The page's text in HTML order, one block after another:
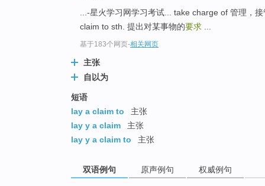
...-星火学习网学习考试... take charge of 管理，
claim to sth. 提出对某事物的要求
基于183个网页-相关网页
主张
自以为
短语
lay a claim to
主张
lay y a claim
主张
lay y a claim to
主张
双语例句 原声例句 权威例句